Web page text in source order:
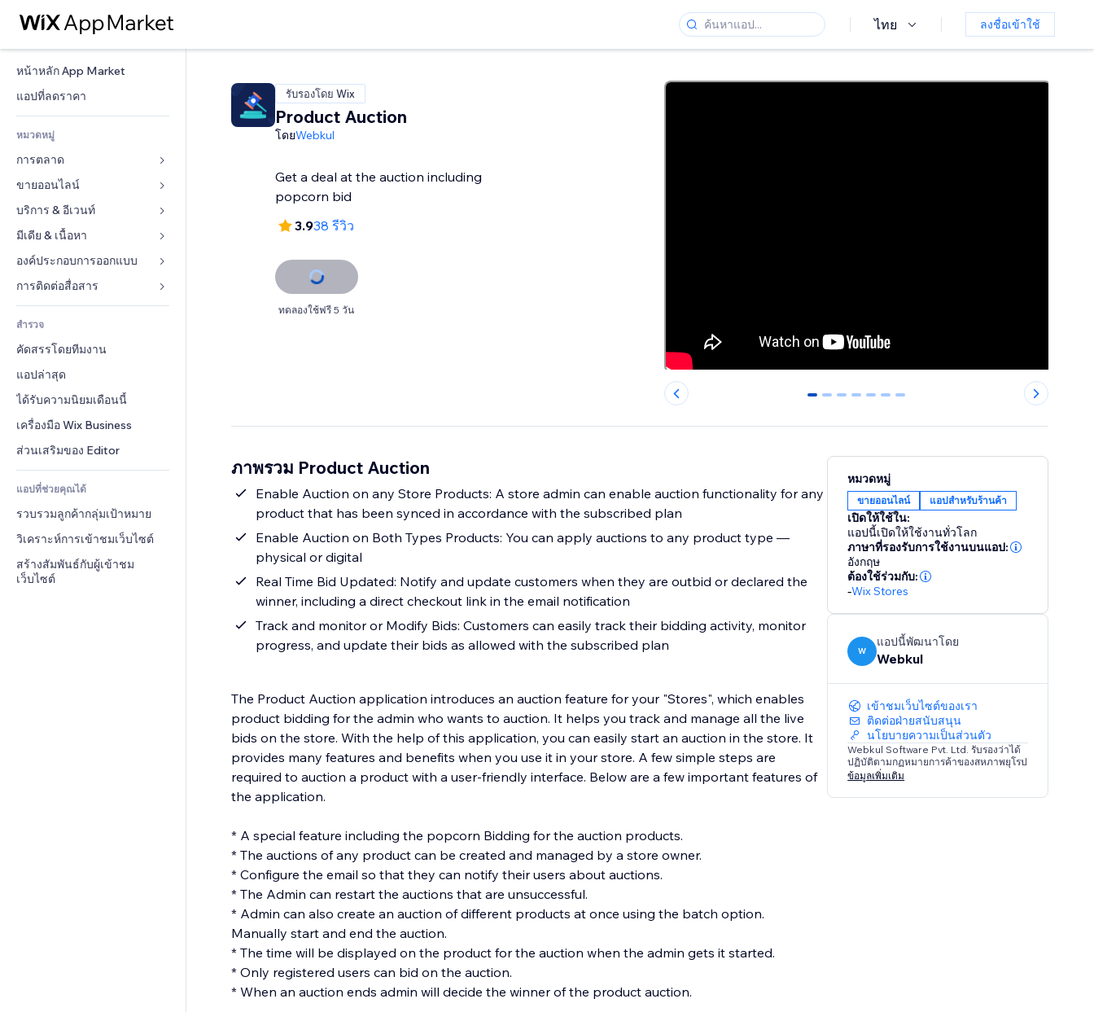
ไทย ลงชื่อเข้าใช้
หน้าหลัก App Market
แอปที่ลดราคา
หมวดหมู่
การตลาด
โฆษณา
โทรศัพท์มือถือ
บทวิเคราะห์
โซเชียล
ทำอันดับเว็บไซต์
อีเมล
ขายออนไลน์
แอปสำหรับร้านค้า
การจัดส่ง & ส่งมอบสินค้า
ปุ่มการจำหน่าย
คอร์สออนไลน์
บัญชี
คูปอง & ความภักดีในแบรนด์
โซลูชันคลังสินค้า
การดรอปชิป
(Crowdfunding)
อาหาร & เครื่องดื่ม
บริการ & อีเวนท์
โรงแรม
อีเวนท์
ร้านอาหาร
อสังหาริมทรัพย์
การจอง
มีเดีย & เนื้อหา
แกลเลอรี
เพลง
พอดแคสต์
การถ่ายภาพ
วิดีโอ
PDF
การแชร์ไฟล์
ข่าว
องค์ประกอบการออกแบบ
แผนที่  & การนำทาง
ส่วนบุคคล & ความปลอดภัย
นาฬิกา
เทมเพลตเพจ
เอฟเฟกต์รูปภาพ
ปุ่ม & เมนู
แบนเนอร์ & สัญลักษณ์
เครื่องคำนวน
ค้นหา
อากาศ
แผนภูมิ & ตาราง
แบบฟอร์ม
แบบสำรวจ
แชต
หมายเหตุ
โทรศัพท์
ชุมชน
รีวิว & การรับรอง
CRM
สำรวจ
คัดสรรโดยทีมงาน
แอปล่าสุด
ได้รับความนิยมเดือนนี้
เครื่องมือ Wix Business
ส่วนเสริมของ Editor
แอปที่ช่วยคุณได้
รวบรวมลูกค้ากลุ่มเป้าหมาย
วิเคราะห์การเข้าชมเว็บไซต์
สร้างสัมพันธ์กับผู้เข้าชม
เว็บไซต์
รับรองโดย Wix
Product Auction
โดยWebkul
Get a deal at the auction including
3.938 รีวิว
ทดลองใช้ฟรี 5 วัน
0 1 2 3 4 5 6
ภาพรวม Product Auction
Enable Auction on any Store Products: A store admin can enable auction functionality for any
product that has been synced in accordance with the subscribed plan
Enable Auction on Both Types Products: You can apply auctions to any product type —
physical or digital
Real Time Bid Updated: Notify and update customers when they are outbid or declared the
winner, including a direct checkout link in the email notification
Track and monitor or Modify Bids: Customers can easily track their bidding activity, monitor
progress, and update their bids as allowed with the subscribed plan
The Product Auction application introduces an auction feature for your "Stores", which enables
product bidding for the admin who wants to auction. It helps you track and manage all the live
bids on the store. With the help of this application, you can easily start an auction in the store. It
provides many features and benefits when you use it in your store. A few simple steps are
required to auction a product with a user-friendly interface. Below are a few important features of
the application.
* A special feature including the popcorn Bidding for the auction products.
* The auctions of any product can be created and managed by a store owner.
* Configure the email so that they can notify their users about auctions.
* The Admin can restart the auctions that are unsuccessful.
* Admin can also create an auction of different products at once using the batch option.
Manually start and end the auction.
* The time will be displayed on the product for the auction when the admin gets it started.
* Only registered users can bid on the auction.
* When an auction ends admin will decide the winner of the product auction.
หมวดหมู่
ขายออนไลน์ แอปสำหรับร้านค้า
เปิดให้ใช้ใน:
แอปนี้เปิดให้ใช้งานทั่วโลก
ภาษาที่รองรับการใช้งานบนแอป:
อังกฤษ
ต้องใช้ร่วมกับ:
-Wix Stores
W
แอปนี้พัฒนาโดย
Webkul
เข้าชมเว็บไซต์ของเรา
ติดต่อฝ่ายสนับสนุน
นโยบายความเป็นส่วนตัว
Webkul Software Pvt. Ltd. รับรองว่าได้
ปฏิบัติตามกฏหมายการค้าของสหภาพยุโรป
ข้อมูลเพิ่มเติม